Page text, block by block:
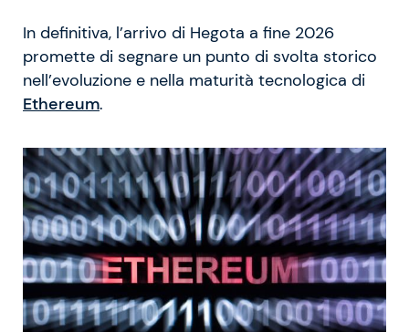
In definitiva, l’arrivo di Hegota a fine 2026
promette di segnare un punto di svolta storico
nell’evoluzione e nella maturità tecnologica di
Ethereum.